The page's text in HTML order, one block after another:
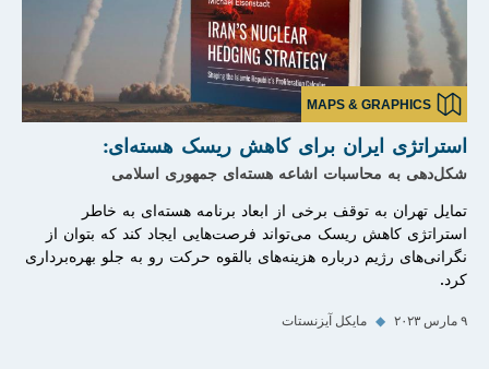
MAPS & GRAPHICS
استراتژی ایران برای کاهش ریسک هسته‌ای:
شکل‌دهی به محاسبات اشاعه هسته‌ای جمهوری اسلامی
تمایل تهران به توقف برخی از ابعاد برنامه هسته‌ای‌ به خاطر
استراتژی کاهش ریسک می‌تواند فرصت‌هایی ایجاد کند که بتوان از
نگرانی‌های رژیم درباره هزینه‌های بالقوه حرکت‌ رو به جلو بهره‌برداری
کرد.
۹ مارس ۲۰۲۳ ◆ مایکل آیزنستات